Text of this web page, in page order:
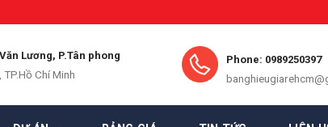
Lương, P.Tân phong
TP.Hồ Chí Minh
Phone: 0989250397